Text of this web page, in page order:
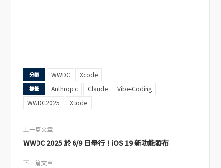
分類 WWDC Xcode
標籤 Anthropic Claude
Vibe-Coding
WWDC2025
Xcode
上一篇文章
WWDC 2025 於 6/9 日舉行！iOS 19 新功能發布
下一篇文章